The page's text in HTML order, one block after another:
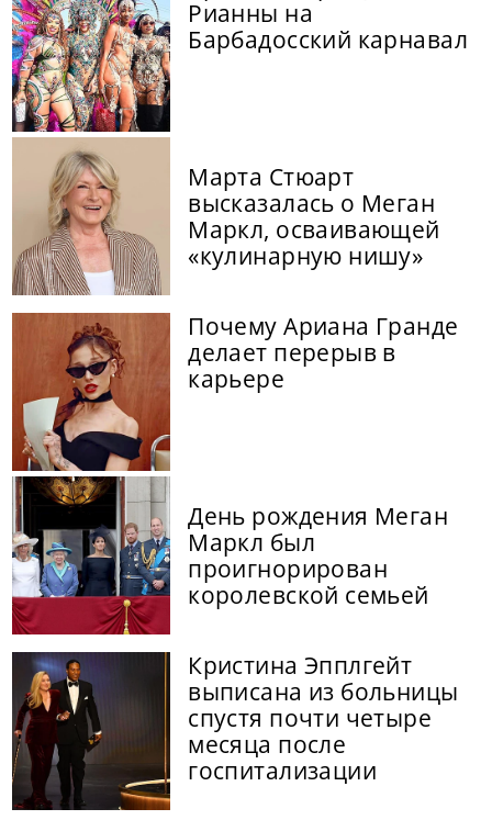
Рианны на
Барбадосский карнавал
Марта Стюарт
высказалась о Меган
Маркл, осваивающей
«кулинарную нишу»
Почему Ариана Гранде
делает перерыв в
карьере
День рождения Меган
Маркл был
проигнорирован
королевской семьей
Кристина Эпплгейт
выписана из больницы
спустя почти четыре
месяца после
госпитализации